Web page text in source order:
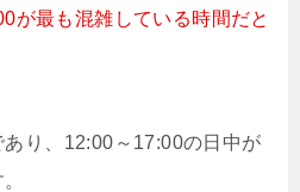
が最も混雑している時間だと
り、12:00～17:00の日中が